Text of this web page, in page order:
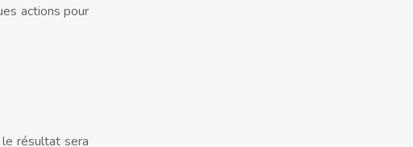
actions pour
résultat sera